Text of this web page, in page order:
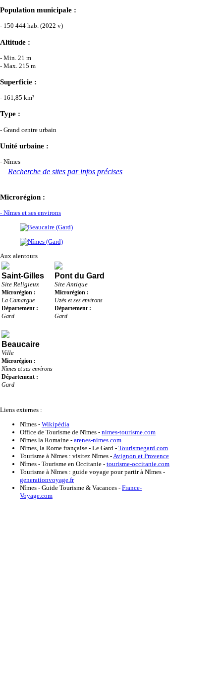
Population municipale :
- 150 444 hab. (2022 v)
Altitude :
- Min. 21 m
- Max. 215 m
Superficie :
- 161,85 km²
Type :
- Grand centre urbain
Unité urbaine :
- Nîmes
Recherche de sites par infos précises
Microrégion :
- Nîmes et ses environs
Aux alentours
Saint-Gilles
Site Religieux
Microrégion :
La Camargue
Département :
Gard
Pont du Gard
Site Antique
Microrégion :
Uzès et ses environs
Département :
Gard
Beaucaire
Ville
Microrégion :
Nîmes et ses environs
Département :
Gard
Liens externes :
Nîmes - Wikipédia
Office de Tourisme de Nîmes - nimes-tourisme.com
Nîmes la Romaine - arenes-nimes.com
Nîmes, la Rome française - Le Gard - Tourismegard.com
Tourisme à Nîmes : visitez Nîmes -Avignon et Provence
Nîmes - Tourisme en Occitanie - tourisme-occitanie.com
Tourisme à Nîmes : guide voyage pour partir à Nîmes -
generationvoyage.fr
Nîmes - Guide Tourisme & Vacances - France-
Voyage.com